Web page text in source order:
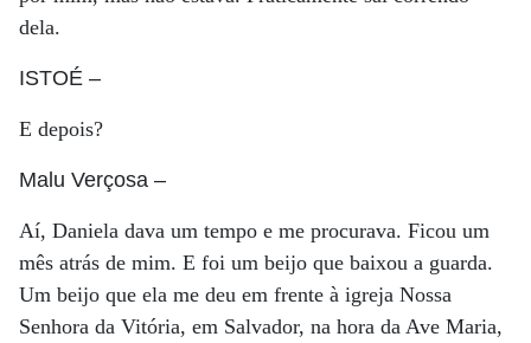
dela.
ISTOÉ –
E depois?
Malu Verçosa –
Aí, Daniela dava um tempo e me procurava. Ficou um
mês atrás de mim. E foi um beijo que baixou a guarda.
Um beijo que ela me deu em frente à igreja Nossa
Senhora da Vitória, em Salvador, na hora da Ave Maria,